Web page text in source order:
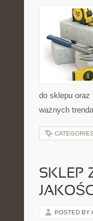
do sklepu oraz
ważnych
SKLEP
POSTED BY